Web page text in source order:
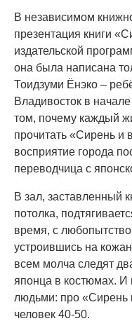
В независимом
презентация книги
издательской
она была написана
Тоидзуми Ёнэко –
Владивосток в
том, почему каждый
прочитать «Сирень и
восприятие города
переводчица с
В зал, заставленный
потолка,
время, с
устроившись на
всем молча следят
японца в костюмах. И
людьми: про «Сирень
человек 40-50.